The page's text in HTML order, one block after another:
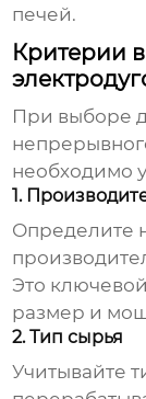
печей.
Критерии
При выборе
необходимо
1.
Определите
Это
размер и
2. Тип сырья
Учитывайте